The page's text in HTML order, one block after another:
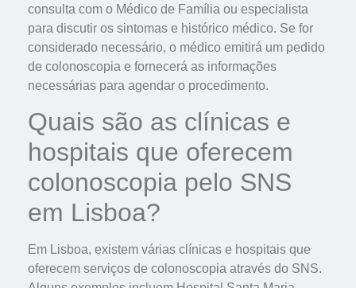
consulta com o Médico de Família ou especialista
para discutir os sintomas e histórico médico. Se for
considerado necessário, o médico emitirá um pedido
de colonoscopia e fornecerá as informações
necessárias para agendar o procedimento.
Quais são as clínicas e
hospitais que oferecem
colonoscopia pelo SNS
em Lisboa?
Em Lisboa, existem várias clínicas e hospitais que
oferecem serviços de colonoscopia através do SNS.